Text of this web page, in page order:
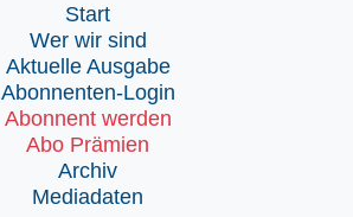
Start
Wer wir sind
Aktuelle Ausgabe
Abonnenten-Login
Abonnent werden
Abo Prämien
Archiv
Mediadaten